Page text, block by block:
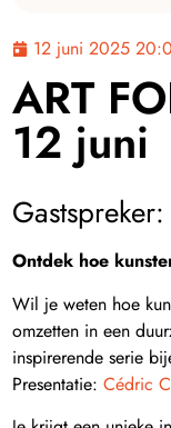
12 juni 2025
ART
12 juni
Ontdek hoe
Wil je weten hoe
omzetten in een
inspirerende serie
Presentatie:Cédric